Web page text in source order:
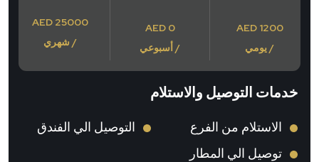
AED 1200
/ يومي
AED 0
/ أسبوعي
AED 25000
/ شهري
خدمات التوصيل والاستلام
الاستلام من الفرع
التوصيل الي الفندق
توصيل الي المطار